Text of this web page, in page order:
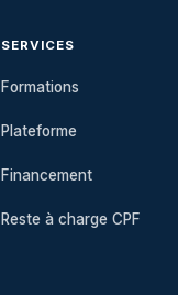
SERVICES
Formations
Plateforme
Financement
Reste à charge CPF